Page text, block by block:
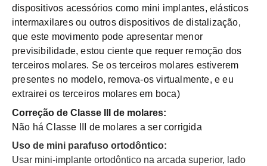
dispositivos acessórios como mini implantes, elásticos
intermaxilares ou outros dispositivos de distalização,
que este movimento pode apresentar menor
previsibilidade, estou ciente que requer remoção dos
terceiros molares. Se os terceiros molares estiverem
presentes no modelo, remova-os virtualmente, e eu
extrairei os terceiros molares em boca)
Correção de Classe III de molares:
Não há Classe III de molares a ser corrigida
Uso de mini parafuso ortodôntico:
Usar mini-implante ortodôntico na arcada superior, lado